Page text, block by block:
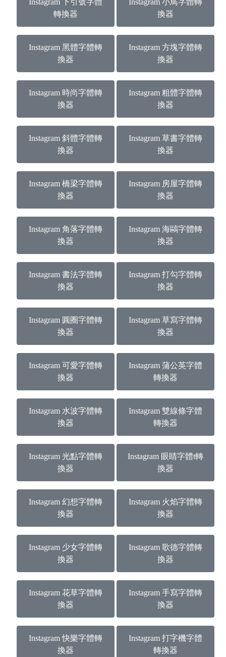
Instagram 下引號字體
轉換器
Instagram 小鳥字體轉
換器
Instagram 黑體字體轉
換器
Instagram 方塊字體轉
換器
Instagram 時尚字體轉
換器
Instagram 粗體字體轉
換器
Instagram 斜體字體轉
換器
Instagram 草書字體轉
換器
Instagram 橋梁字體轉
換器
Instagram 房屋字體轉
換器
Instagram 角落字體轉
換器
Instagram 海鷗字體轉
換器
Instagram 書法字體轉
換器
Instagram 打勾字體轉
換器
Instagram 圓圈字體轉
換器
Instagram 草寫字體轉
換器
Instagram 可愛字體轉
換器
Instagram 蒲公英字體
轉換器
Instagram 水波字體轉
換器
Instagram 雙線條字體
轉換器
Instagram 光點字體轉
換器
Instagram 眼睛字體t轉
換器
Instagram 幻想字體轉
換器
Instagram 火焰字體轉
換器
Instagram 少女字體轉
換器
Instagram 歌德字體轉
換器
Instagram 花草字體轉
換器
Instagram 手寫字體轉
換器
Instagram 快樂字體轉
換器
Instagram 打字機字體
轉換器